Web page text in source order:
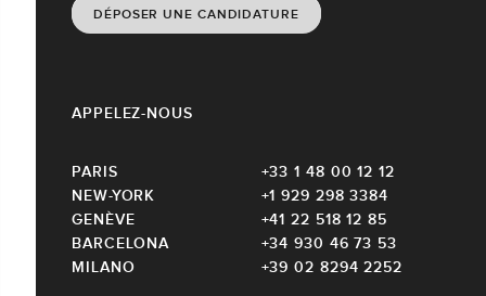
DÉPOSER UNE CANDIDATURE
APPELEZ-NOUS
PARIS
+33 1 48 00 12 12
NEW-YORK
+1 929 298 3384
GENÈVE
+41 22 518 12 85
BARCELONA
+34 930 46 73 53
MILANO
+39 02 8294 2252